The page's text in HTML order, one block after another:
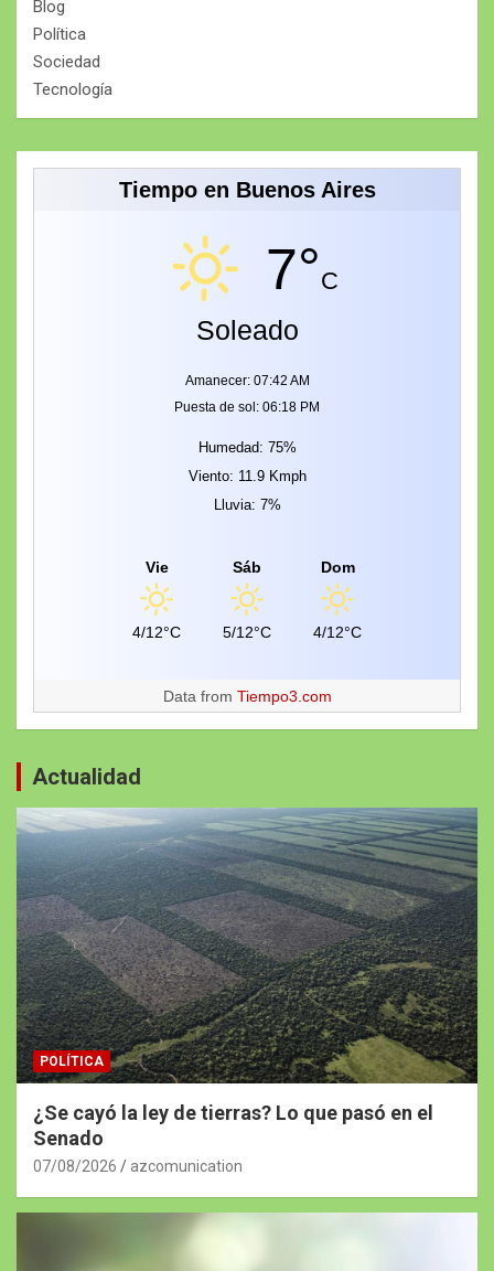
Blog
Política
Sociedad
Tecnología
Tiempo en Buenos Aires
7°C
Soleado
Amanecer: 07:42 AM
Puesta de sol: 06:18 PM
Humedad: 75%
Viento: 11.9 Kmph
Lluvia: 7%
Vie
4/12°C
Sáb
5/12°C
Dom
4/12°C
Data from Tiempo3.com
Actualidad
POLÍTICA
¿Se cayó la ley de tierras? Lo que pasó en el
Senado
07/08/2026 azcomunication